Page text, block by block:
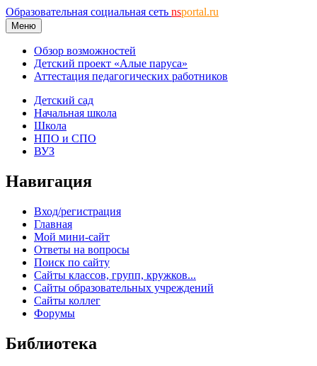
Образовательная социальная сеть nsportal.ru
Меню
Обзор возможностей
Детский проект «Алые паруса»
Аттестация педагогических работников
Детский сад
Начальная школа
Школа
НПО и СПО
ВУЗ
Навигация
Вход/регистрация
Главная
Мой мини-сайт
Ответы на вопросы
Поиск по сайту
Сайты классов, групп, кружков...
Сайты образовательных учреждений
Сайты коллег
Форумы
Библиотека